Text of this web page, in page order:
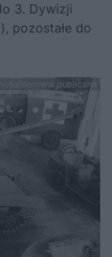
3. Dywizji
pozostałe do
domena publiczna